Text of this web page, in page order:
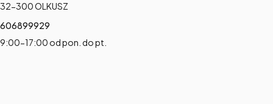
32-300 OLKUSZ
606899929
9:00-17:00 od pon. do pt.